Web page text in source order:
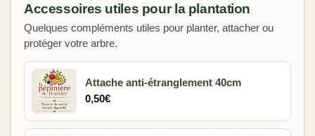
Accessoires utiles pour la plantation
Quelques compléments utiles pour planter, attacher ou
protéger votre arbre.
Attache anti-étranglement 40cm
0,50€